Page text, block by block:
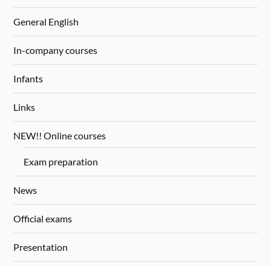
General English
In-company courses
Infants
Links
NEW!! Online courses
Exam preparation
News
Official exams
Presentation